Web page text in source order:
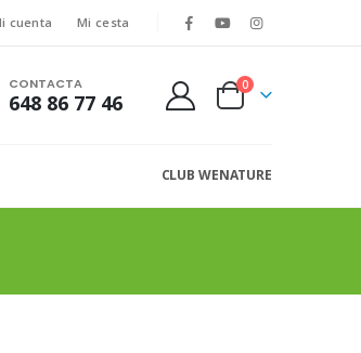
cuenta Mi cesta
CONTACTA
648 86 77 46
0
CLUB WENATURE